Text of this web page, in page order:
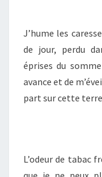
J’hume les
de jour, perdu
éprises du
avance et de
part sur cette
L’odeur de tabac